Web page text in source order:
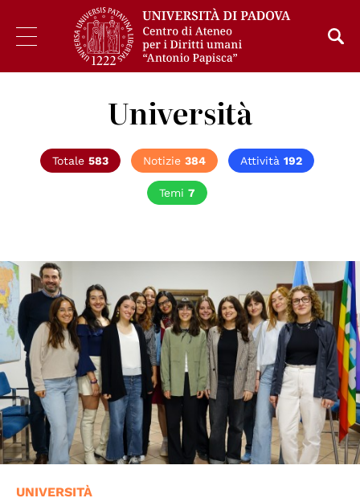
Università
Totale 583 Notizie 384 Attività 192
Temi 7
UNIVERSITÀ